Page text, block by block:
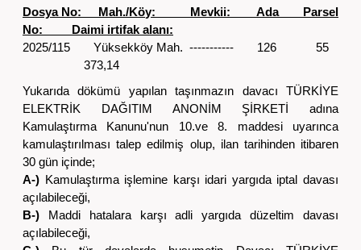
Dosya No: Mah./Köy: Mevkii: Ada Parsel
No: Daimi irtifak alanı:
2025/115 Yüksekköy Mah. ----------- 126 55
373,14
Yukarıda dökümü yapılan taşınmazın davacı TÜRKİYE
ELEKTRİK DAĞITIM ANONİM ŞİRKETİ adına
Kamulaştırma Kanunu'nun 10.ve 8. maddesi uyarınca
kamulaştırılması talep edilmiş olup, ilan tarihinden itibaren
30 gün içinde;
A-) Kamulaştırma işlemine karşı idari yargıda iptal davası
açılabileceği,
B-) Maddi hatalara karşı adli yargıda düzeltim davası
açılabileceği,